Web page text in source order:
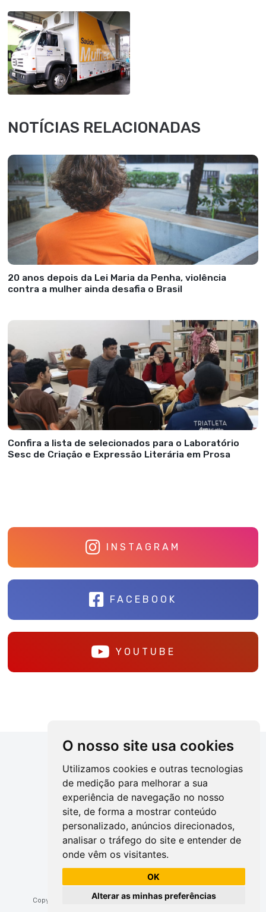
O nosso site usa cookies
Utilizamos cookies e outras tecnologias
de medição para melhorar a sua
experiência de navegação no nosso
site, de forma a mostrar conteúdo
personalizado, anúncios direcionados,
analisar o tráfego do site e entender de
onde vêm os visitantes.
OK
Alterar as minhas preferências
NOTÍCIAS RELACIONADAS
20 anos depois da Lei Maria da Penha, violência
contra a mulher ainda desafia o Brasil
Confira a lista de selecionados para o Laboratório
Sesc de Criação e Expressão Literária em Prosa
INSTAGRAM
FACEBOOK
YOUTUBE
(82) 2123-2402
Alterne entre as áreas
Copyright 2023 © SESC Alagoas. Todos os direitos reservados.